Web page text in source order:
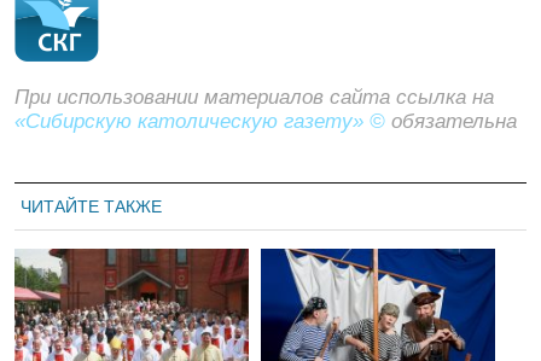
При использовании материалов сайта ссылка на
«Сибирскую католическую газету» © обязательна
ЧИТАЙТЕ ТАКЖЕ